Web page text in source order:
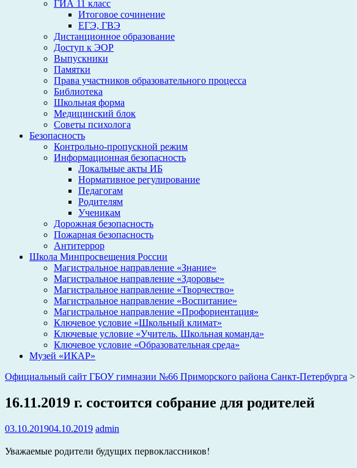
ГИА 11 класс
Итоговое сочинение
ЕГЭ, ГВЭ
Дистанционное образование
Доступ к ЭОР
Выпускники
Памятки
Права участников образовательного процесса
Библиотека
Школьная форма
Медицинский блок
Советы психолога
Безопасность
Контрольно-пропускной режим
Информационная безопасность
Локальные акты ИБ
Нормативное регулирование
Педагогам
Родителям
Ученикам
Дорожная безопасность
Пожарная безопасность
Антитеррор
Школа Минпросвещения России
Магистральное направление «Знание»
Магистральное направление «Здоровье»
Магистральное направление «Творчество»
Магистральное направление «Воспитание»
Магистральное направление «Профориентация»
Ключевое условие «Школьный климат»
Ключевые условие «Учитель. Школьная команда»
Ключевое условие «Образовательная среда»
Музей «ИКАР»
Официальный сайт ГБОУ гимназии №66 Приморского района Санкт-Петербурга >
16.11.2019 г. состоится собрание для родителей
03.10.201904.10.2019 admin
Уважаемые родители будущих первоклассников!